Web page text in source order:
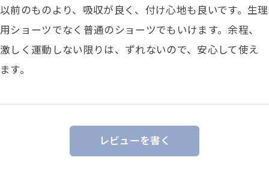
以前のものより、吸収が良く、付け心地も良いです。生理
用ショーツでなく普通のショーツでもいけます。余程、
激しく運動しない限りは、ずれないので、安心して使え
ます。
レビューを書く